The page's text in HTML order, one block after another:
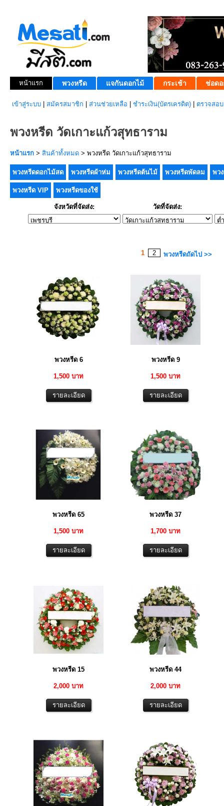
หน้าแรก พวงหรีด แจกันดอกไม้ กระเช้า ช่อดอ
เข้าสู่ระบบ สมัครสมาชิก ส่วนช่วยเหลือ ชำระเงิน(บัตรเครดิต) ตรวจสอ
พวงหรีด วัดเกาะแก้วสุทธาราม
หน้าแรก > สินค้าทั้งหมด > พวงหรีด วัดเกาะแก้วสุทธาราม
พวงหรีดดอกไม้สด พวงหรีดผ้าห่ม พวงหรีดต้นไม้ พวงหรีดพัดลม พว
พวงหรีด VIP พวงหรีดของใช้
จังหวัดที่จัดส่ง: วัดที่จัดส่ง:
1 2 พวงหรีดถัดไป >>
พวงหรีด 6
1,500 บาท
พวงหรีด 9
1,500 บาท
พวงหรีด 65
1,500 บาท
พวงหรีด 37
1,700 บาท
พวงหรีด 15
2,000 บาท
พวงหรีด 44
2,000 บาท